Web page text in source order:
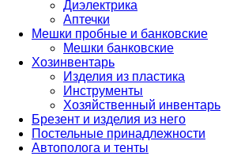
Диэлектрика
Аптечки
Мешки пробные и банковские
Мешки банковские
Хозинвентарь
Изделия из пластика
Инструменты
Хозяйственный инвентарь
Брезент и изделия из него
Постельные принадлежности
Автополога и тенты